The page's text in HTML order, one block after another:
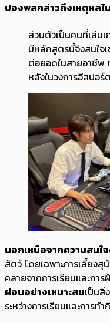
ปองพลกล่าวถึงเหตุผลใ
ส่วนตัวเป็นคนที่เล่น
มีหลักสูตรนี้จึงสนใจเ
ต่อยอดในสายอาชีพ
หลังในวงการอีสปอร์
นอกเหนือจากความสนใ
สัตว์ โดยเฉพาะการเลี้ยง
คลายจากการเรียนและการ
ผ่อนอย่างเหมาะสมเป็นสิ่
ระหว่างการเรียนและการท